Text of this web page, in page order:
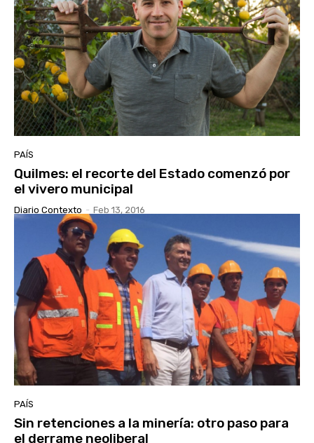
PAÍS
Quilmes: el recorte del Estado comenzó por
el vivero municipal
Diario Contexto - Feb 13, 2016
PAÍS
Sin retenciones a la minería: otro paso para
el derrame neoliberal